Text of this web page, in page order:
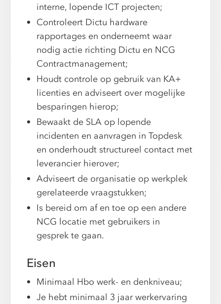
interne, lopende ICT projecten;
Controleert Dictu hardware
rapportages en onderneemt waar
nodig actie richting Dictu en NCG
Contractmanagement;
Houdt controle op gebruik van KA+
licenties en adviseert over mogelijke
besparingen hierop;
Bewaakt de SLA op lopende
incidenten en aanvragen in Topdesk
en onderhoudt structureel contact met
leverancier hierover;
Adviseert de organisatie op werkplek
gerelateerde vraagstukken;
Is bereid om af en toe op een andere
NCG locatie met gebruikers in
gesprek te gaan.
Eisen
Minimaal Hbo werk- en denkniveau;
Je hebt minimaal 3 jaar werkervaring